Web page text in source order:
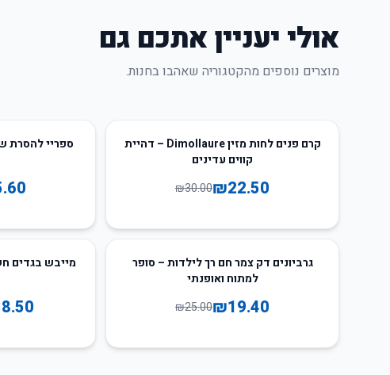
אולי יעניין אתכם גם
מוצרים נוספים מהקטגוריה שאהבו בחנות.
25%
קרם פנים לחות מזין Dimollaure – דהיית
קווים עדינים
₪22.50
₪30.00
48
22
גרביונים דק צמר חם רך לילדות – סופר
למתוח ואופנתי
₪19.40
₪25.00
69
מייבש בגדים